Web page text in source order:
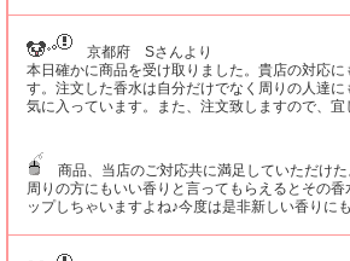
京都府 Sさんより
本日確かに商品を受け取りました。貴店の対応に
す。注文した香水は自分だけでなく周りの人達に
気に入っています。また、注文致しますので、宜
商品、当店のご対応共に満足していただけた
周りの方にもいい香りと言ってもらえるとその
ップしちゃいますよね♪今度は是非新しい香りに